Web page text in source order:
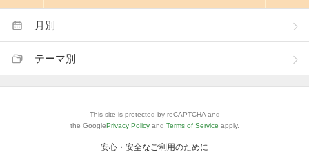
月別
テーマ別
This site is protected by reCAPTCHA and
the GooglePrivacy Policy and Terms of Service apply.
安心・安全なご利用のために